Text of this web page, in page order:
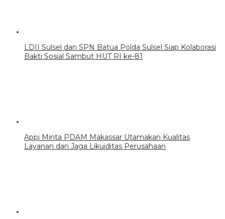
LDII Sulsel dan SPN Batua Polda Sulsel Siap Kolaborasi
Bakti Sosial Sambut HUT RI ke-81
Appi Minta PDAM Makassar Utamakan Kualitas
Layanan dan Jaga Likuiditas Perusahaan